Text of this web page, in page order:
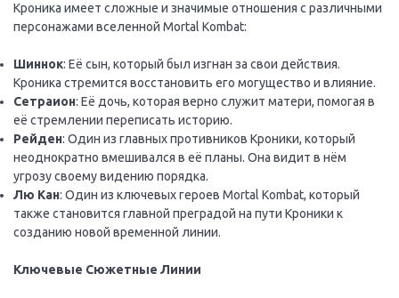
Кроника имеет сложные и значимые отношения с различными
персонажами вселенной Mortal Kombat:
Шиннок: Её сын, который был изгнан за свои действия.
Кроника стремится восстановить его могущество и влияние.
Сетраион: Её дочь, которая верно служит матери, помогая в
её стремлении переписать историю.
Рейден: Один из главных противников Кроники, который
неоднократно вмешивался в её планы. Она видит в нём
угрозу своему видению порядка.
Лю Кан: Один из ключевых героев Mortal Kombat, который
также становится главной преградой на пути Кроники к
созданию новой временной линии.
Ключевые Сюжетные Линии